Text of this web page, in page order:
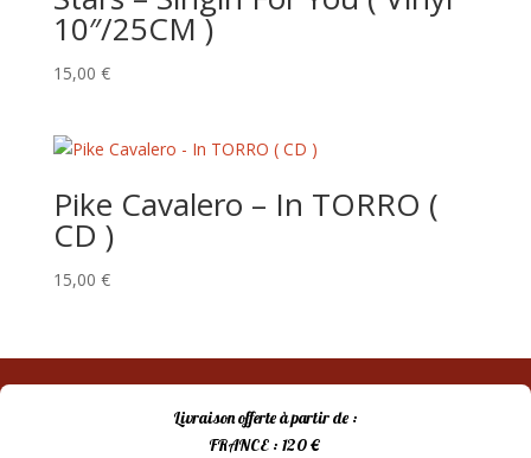
10″/25CM )
15,00 €
Pike Cavalero – In TORRO (
CD )
15,00 €
Livraison offerte à partir de :
FRANCE : 120 €